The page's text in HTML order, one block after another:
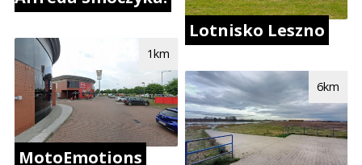
MotoEmotions
1km
Lotnisko Leszno
6km